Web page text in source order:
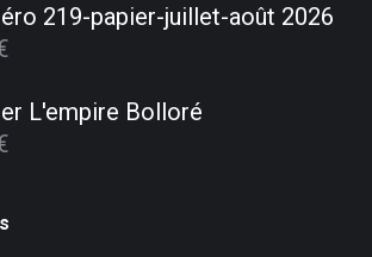
219-papier-juillet-août 2026
L'empire Bolloré